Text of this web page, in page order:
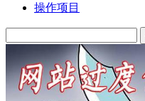
操作项目